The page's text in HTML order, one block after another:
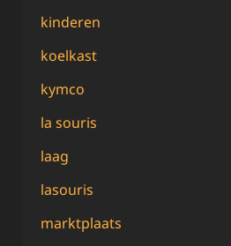
kinderen
koelkast
kymco
la souris
laag
lasouris
marktplaats